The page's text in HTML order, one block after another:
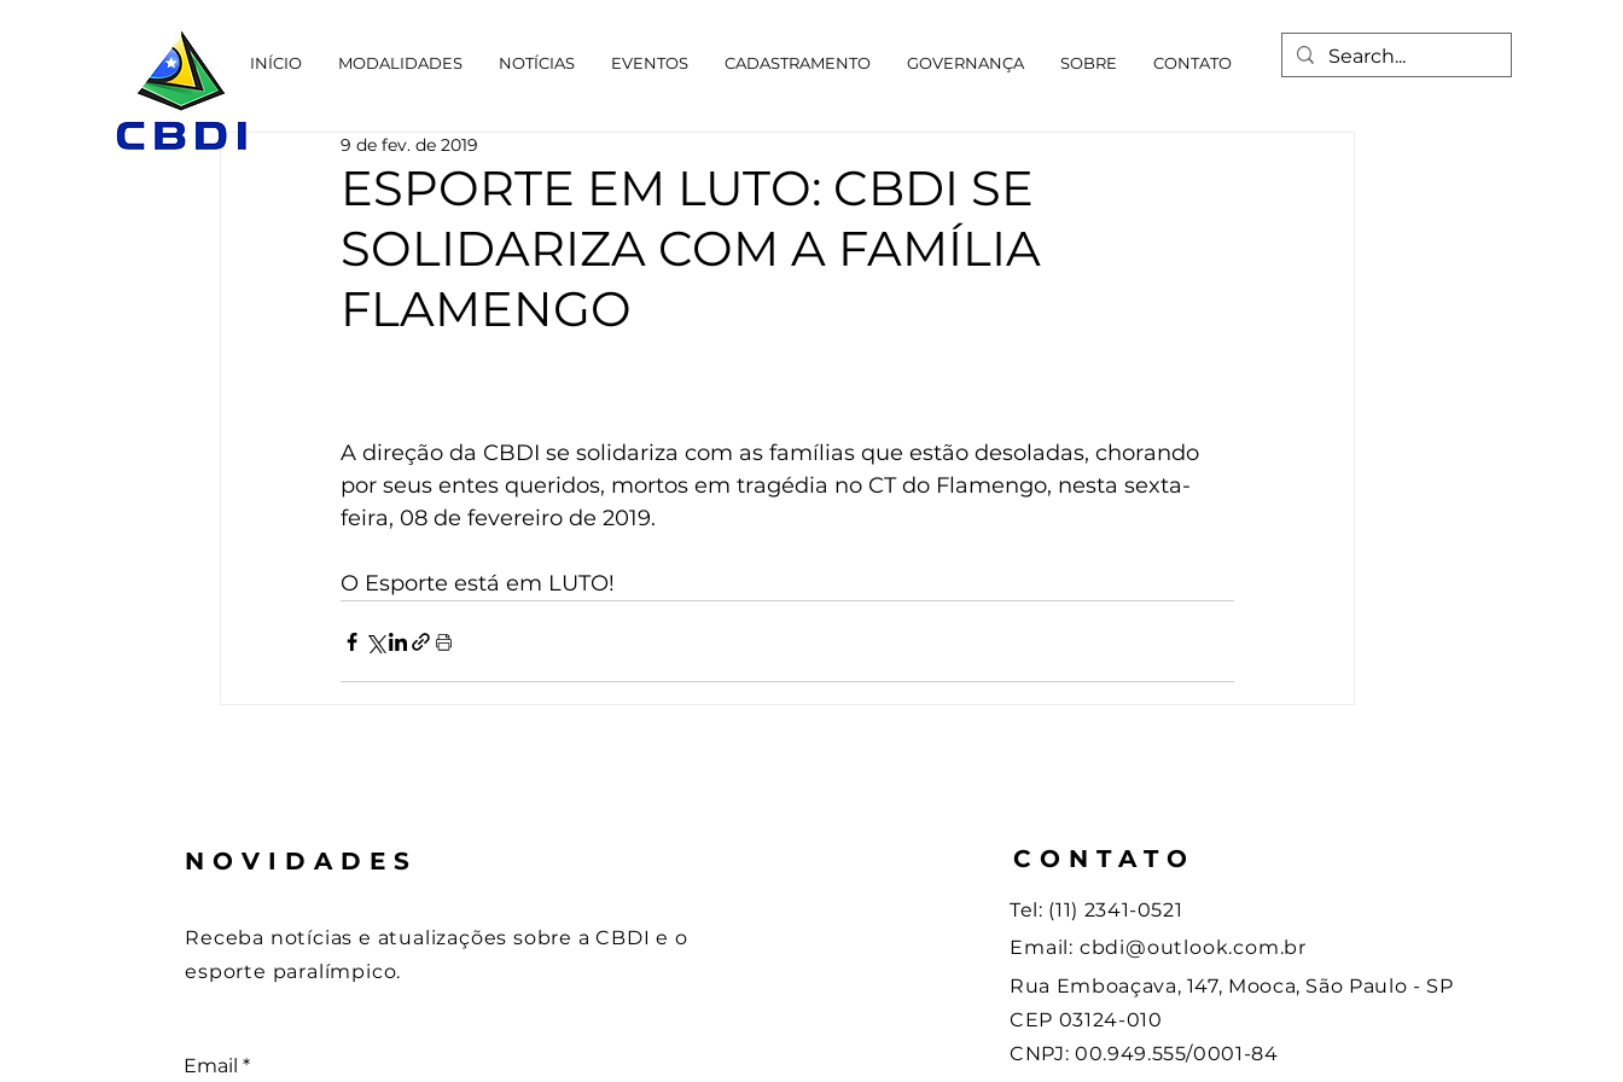
INÍCIO MODALIDADES NOTÍCIAS EVENTOS CADASTRAMENTO GOVERNANÇA SOBRE CONTATO
ESPORTE EM LUTO: CBDI SE
SOLIDARIZA COM A FAMÍLIA
FLAMENGO
9 de fev. de 2019
A direção da CBDI se solidariza com as famílias que estão desoladas, chorando
por seus entes queridos, mortos em tragédia no CT do Flamengo, nesta sexta-
feira, 08 de fevereiro de 2019.
O Esporte está em LUTO!
NOVIDADES
Receba notícias e atualizações sobre a CBDI e o
esporte paralímpico.
Email
CONTATO
Tel: (11) 2341-0521
Email: cbdi@outlook.com.br
Rua Emboaçava, 147, Mooca, São Paulo - SP
CEP 03124-010
CNPJ: 00.949.555/0001-84